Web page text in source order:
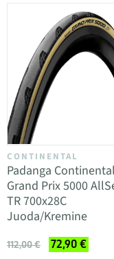
CONTINENTAL
Padanga Continental
Grand Prix 5000
TR 700x28C
Juoda/Kremine
112,00 € 72,90 €